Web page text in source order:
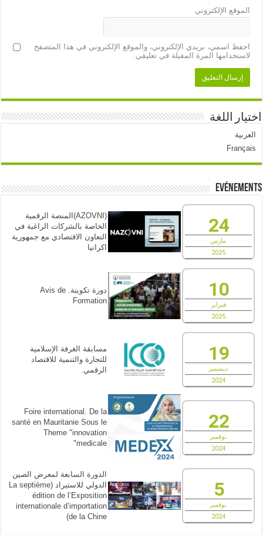
الموقع الإلكتروني
احفظ اسمي، بريدي الإلكتروني، والموقع الإلكتروني في هذا المتصفح
لاستخدامها المرة المقبلة في تعليقي.
اختيار اللغة
العربية
Français
Evénements
24
مارس
2025
(AZOVNI)المنصة الرقمية
الخاصة بالشركات الراغبة في
التعاون الاقتصادي مع جمهورية
اكرانيا
10
فبراير
2025
دورة تكوينة. Avis de
Formation
19
ديسمبر
2024
مسابقة الغرفة الإسلامية
للتجارة والتنمية للاقتصاد
الرقمي.
22
نوفمبر
2024
Foire international. De la
santé en Mauritanie Sous le
Theme "innovation
medicale"
5
نوفمبر
2024
الدورة السابعة لمعرض الصين
الدولي للاستيراد (La septième
édition de l’Exposition
internationale d’importation
de la Chine)